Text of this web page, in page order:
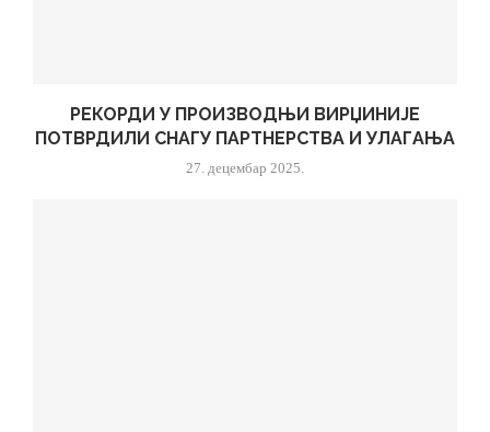
РЕКОРДИ У ПРОИЗВОДЊИ ВИРЏИНИЈЕ
ПОТВРДИЛИ СНАГУ ПАРТНЕРСТВА И УЛАГАЊА
27. децембар 2025.